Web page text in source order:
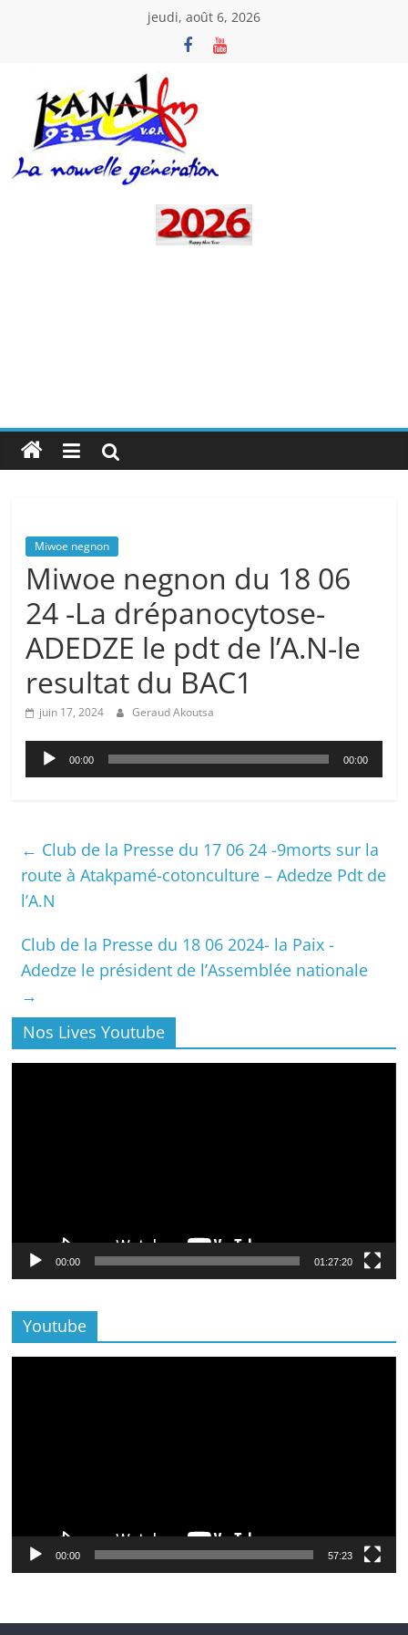
jeudi, août 6, 2026
Kanal
Miwoe negnon
Miwoe negnon du 18 06
24 -La drépanocytose-
ADEDZE le pdt de l’A.N-le
resultat du BAC1
juin 17, 2024 Geraud Akoutsa
Lecteur
audio
00:00 00:00
← Club de la Presse du 17 06 24 -9morts sur la
route à Atakpamé-cotonculture – Adedze Pdt de
l’A.N
Club de la Presse du 18 06 2024- la Paix -
Adedze le président de l’Assemblée nationale
→
Nos Lives Youtube
00:00 01:27:20
Youtube
00:00 57:23